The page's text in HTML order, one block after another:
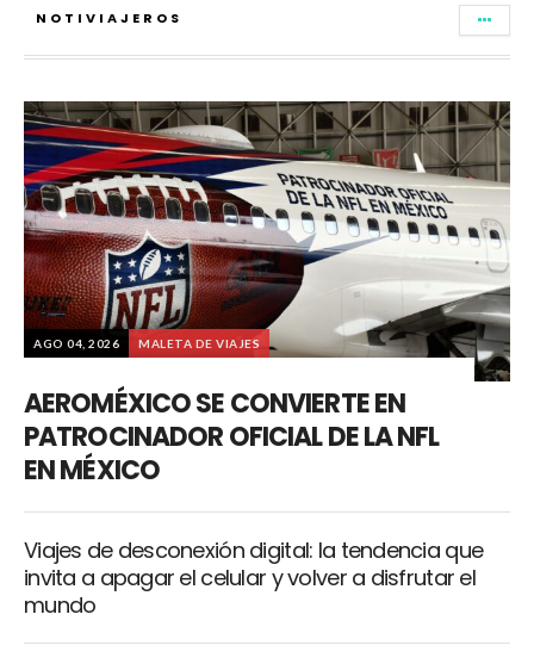
NOTIVIAJEROS
AGO 04, 2026 MALETA DE VIAJES
AEROMÉXICO SE CONVIERTE EN
PATROCINADOR OFICIAL DE LA NFL
EN MÉXICO
Viajes de desconexión digital: la tendencia que
invita a apagar el celular y volver a disfrutar el
mundo